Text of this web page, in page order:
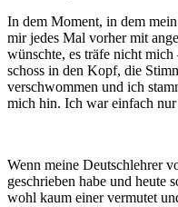
In dem Moment, in dem
mir jedes Mal vorher mit
wünschte, es träfe nicht
schoss in den Kopf, die
verschwommen und ich
mich hin. Ich war einfach
Wenn meine Deutschlehrer
geschrieben habe und heute
wohl kaum einer vermutet